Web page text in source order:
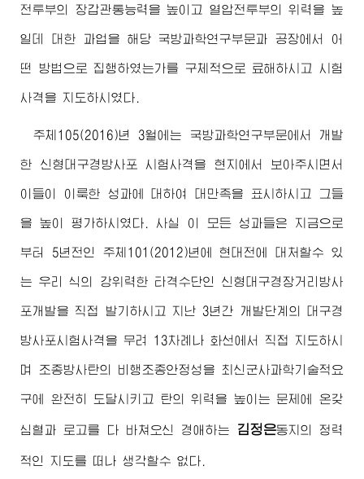
전투부의 장갑관통능력을 높이고 열압전투부의 위력을 높
일데 대한 과업을 해당 국방과학연구부문과 공장에서 어
떤 방법으로 집행하였는가를 구체적으로 료해하시고 시험
사격을 지도하시였다.
주체105(2016)년 3월에는 국방과학연구부문에서 개발
한 신형대구경방사포 시험사격을 현지에서 보아주시면서
이들이 이룩한 성과에 대하여 대만족을 표시하시고 그들
을 높이 평가하시였다. 사실 이 모든 성과들은 지금으로
부터 5년전인 주체101(2012)년에 현대전에 대처할수 있
는 우리 식의 강위력한 타격수단인 신형대구경장거리방사
포개발을 직접 발기하시고 지난 3년간 개발단계의 대구경
방사포시험사격을 무려 13차례나 화선에서 직접 지도하시
며 조종방사탄의 비행조종안정성을 최신군사과학기술적요
구에 완전히 도달시키고 탄의 위력을 높이는 문제에 온갖
심혈과 로고를 다 바쳐오신 경애하는 김정은동지 의 정력
적인 지도를 떠나 생각할수 없다.